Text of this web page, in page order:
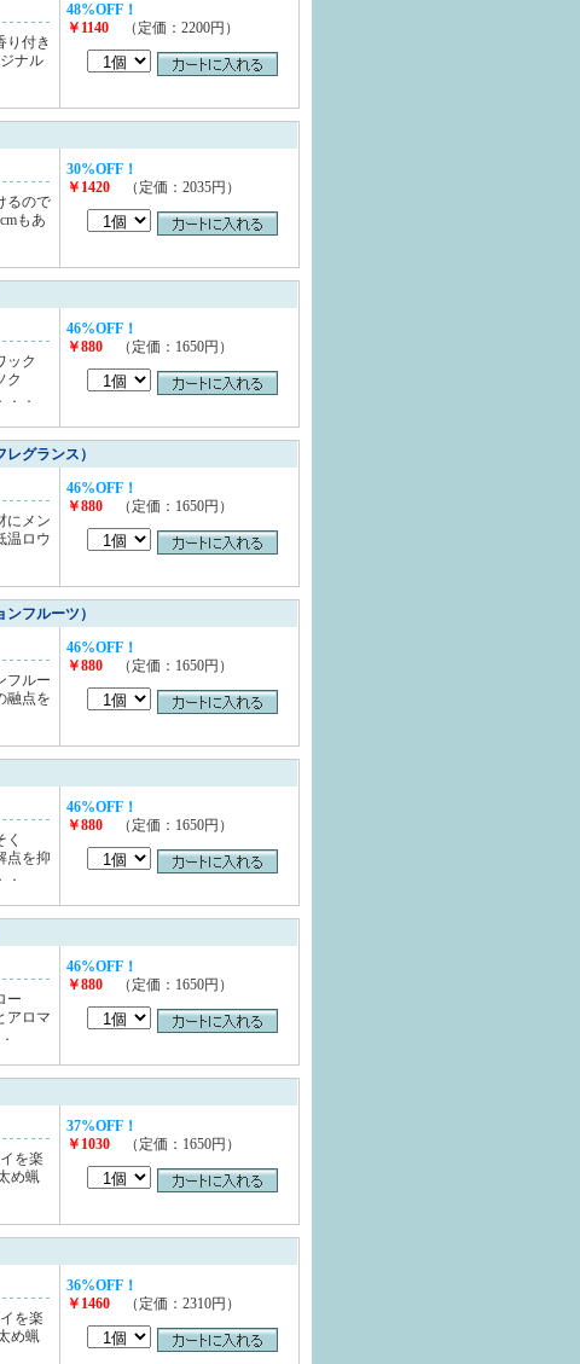
り付き
ナル
48%OFF！
￥1140 （定価：2200円）
るので
もあ
30%OFF！
￥1420 （定価：2035円）
ック
ク
．
46%OFF！
￥880 （定価：1650円）
グランス）
にメン
温ロウ
46%OFF！
￥880 （定価：1650円）
フルーツ）
フルー
融点を
46%OFF！
￥880 （定価：1650円）
く
点を抑
46%OFF！
￥880 （定価：1650円）
ー
アロマ
46%OFF！
￥880 （定価：1650円）
を楽
め蝋
37%OFF！
￥1030 （定価：1650円）
を楽
め蝋
36%OFF！
￥1460 （定価：2310円）